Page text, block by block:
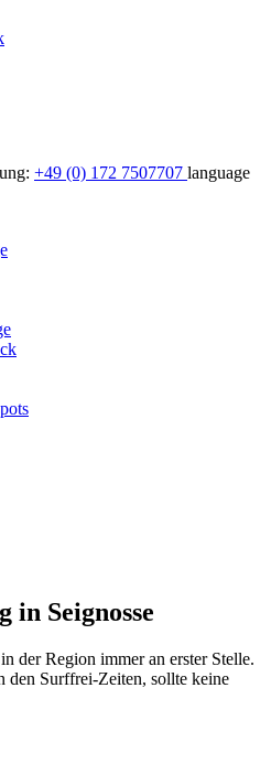
+49 (0) 172 7507707 language
in Seignosse
der Region immer an erster Stelle.
den Surffrei-Zeiten, sollte keine